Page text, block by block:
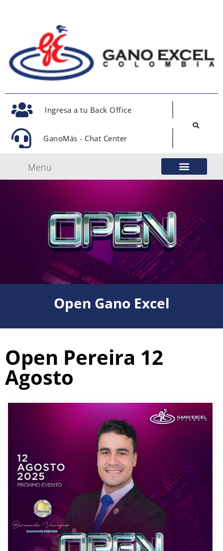
Ingresa a tu Back Office
GanoMás - Chat Center
Menu
Open Gano Excel
Open Pereira 12
Agosto